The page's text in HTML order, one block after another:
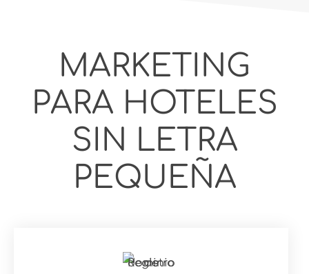
MARKETING
PARA HOTELES
SIN LETRA
PEQUEÑA